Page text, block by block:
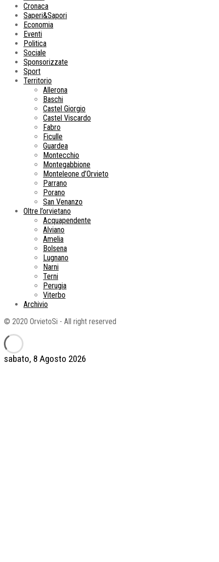
sabato, 8 Agosto 2026
Cronaca
Saperi&Sapori
Economia
Eventi
Politica
Sociale
Sponsorizzate
Sport
Territorio
Allerona
Baschi
Castel Giorgio
Castel Viscardo
Fabro
Ficulle
Guardea
Montecchio
Montegabbione
Monteleone d’Orvieto
Parrano
Porano
San Venanzo
Oltre l’orvietano
Acquapendente
Alviano
Amelia
Bolsena
Lugnano
Narni
Terni
Perugia
Viterbo
Archivio
© 2020 OrvietoSi - All right reserved